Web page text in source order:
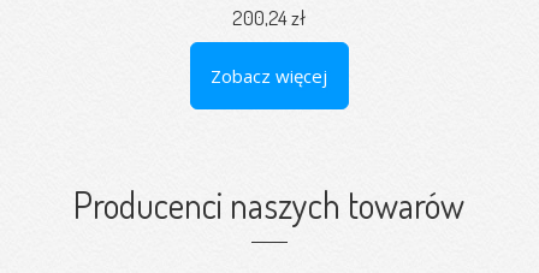
200,24 zł
Zobacz więcej
Producenci naszych towarów